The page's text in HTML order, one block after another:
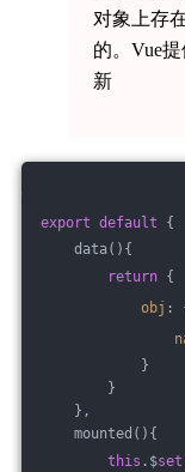
对象上存
的。Vue提
新
export default {
data(){
return {
obj :
}
}
},
mounted(){
this .$set